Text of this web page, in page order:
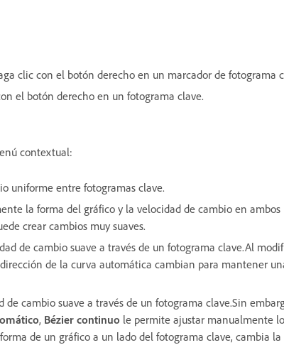
clic con el botón derecho en un marcador de fotograma
el botón derecho en un fotograma clave.
contextual:
uniforme entre fotogramas clave.
la forma del gráfico y la velocidad de cambio en ambos
crear cambios muy suaves.
de cambio suave a través de un fotograma clave.Al
de la curva automática cambian para mantener
de cambio suave a través de un fotograma clave.Sin
, Bézier continuo le permite ajustar manualmente
de un gráfico a un lado del fotograma clave, cambia